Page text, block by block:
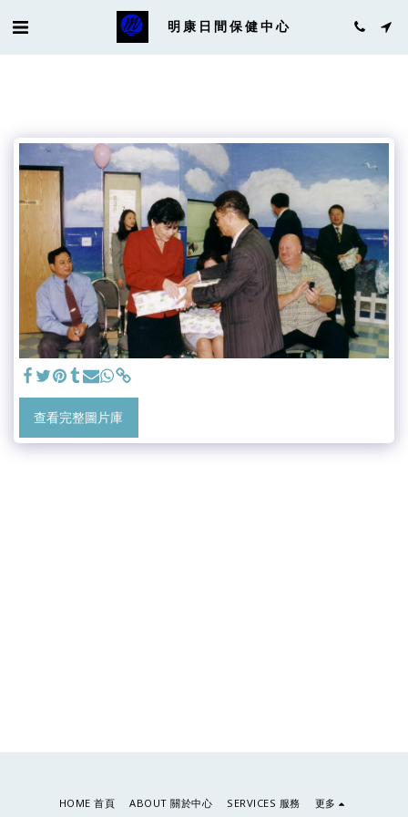
明康日間保健中心
查看完整圖片庫
HOME 首頁 ABOUT 關於中心 SERVICES 服務 更多